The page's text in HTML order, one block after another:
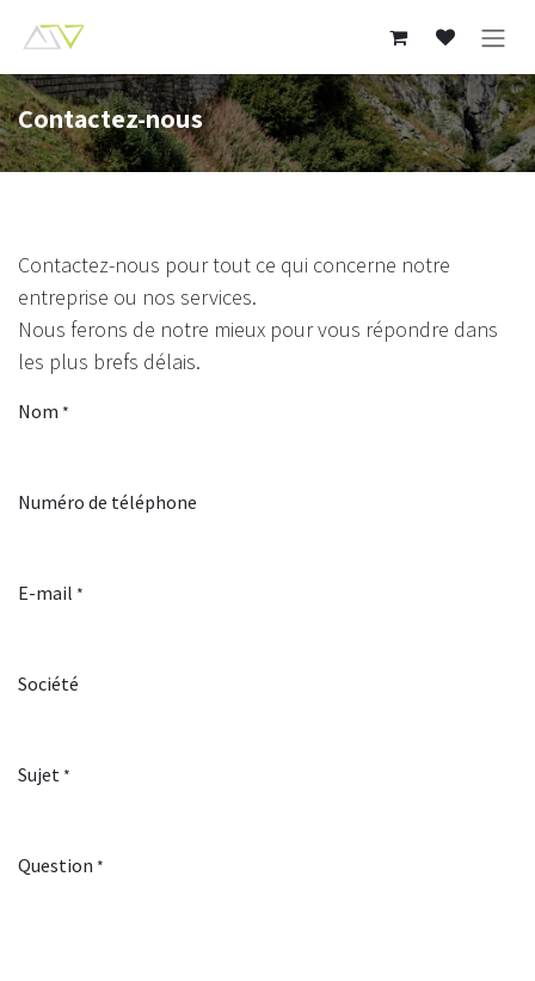
Contactez-nous
Contactez-nous pour tout ce qui concerne notre
entreprise ou nos services.
Nous ferons de notre mieux pour vous répondre dans
les plus brefs délais.
Nom *
Numéro de téléphone
E-mail *
Société
Sujet *
Question *